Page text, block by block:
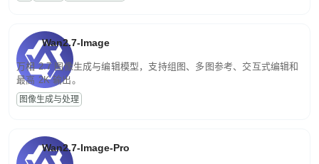
Wan2.7-Image
万相 2.7 图像生成与编辑模型，支持组图、多图参考、交互式编辑和
最高 2K 输出。
图像生成与处理
Wan2.7-Image-Pro